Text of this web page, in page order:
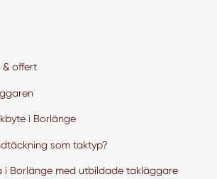
& offert
i Borlänge
som taktyp?
i Borlänge med utbildade takläggare